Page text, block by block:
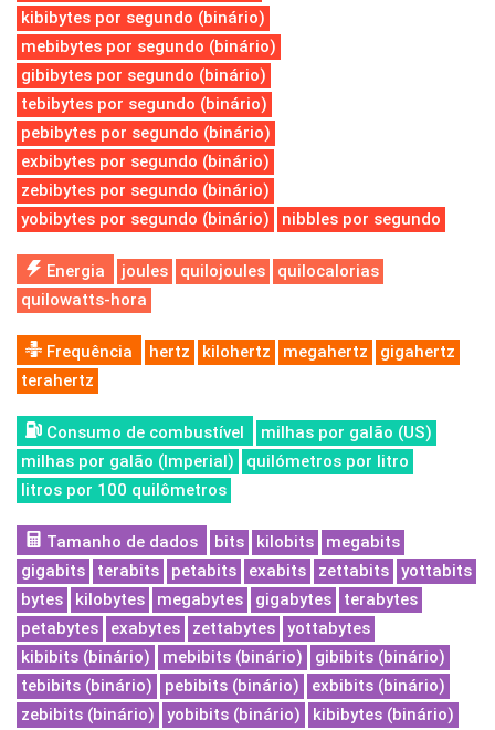
kibibytes por segundo (binário)
mebibytes por segundo (binário)
gibibytes por segundo (binário)
tebibytes por segundo (binário)
pebibytes por segundo (binário)
exbibytes por segundo (binário)
zebibytes por segundo (binário)
yobibytes por segundo (binário)
nibbles por segundo
Energia joules quilojoules
quilocalorias
quilowatts-hora
Frequência hertz kilohertz megahertz
gigahertz
terahertz
Consumo de combustível
milhas por galão (US)
milhas por galão (Imperial)
quilómetros por litro
litros por 100 quilômetros
Tamanho de dados bits kilobits
megabits
gigabits
terabits petabits exabits zettabits
yottabits
bytes
kilobytes megabytes gigabytes
terabytes
petabytes
exabytes zettabytes
yottabytes
kibibits (binário)
mebibits (binário)
gibibits (binário)
tebibits (binário)
pebibits (binário)
exbibits (binário)
zebibits (binário)
yobibits (binário)
kibibytes (binário)